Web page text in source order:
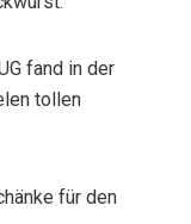
fand in der
tollen
für den